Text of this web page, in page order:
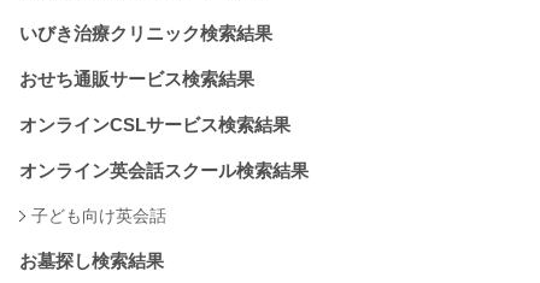
いびき治療クリニック検索結果
おせち通販サービス検索結果
オンラインCSLサービス検索結果
オンライン英会話スクール検索結果
子ども向け英会話
お墓探し検索結果